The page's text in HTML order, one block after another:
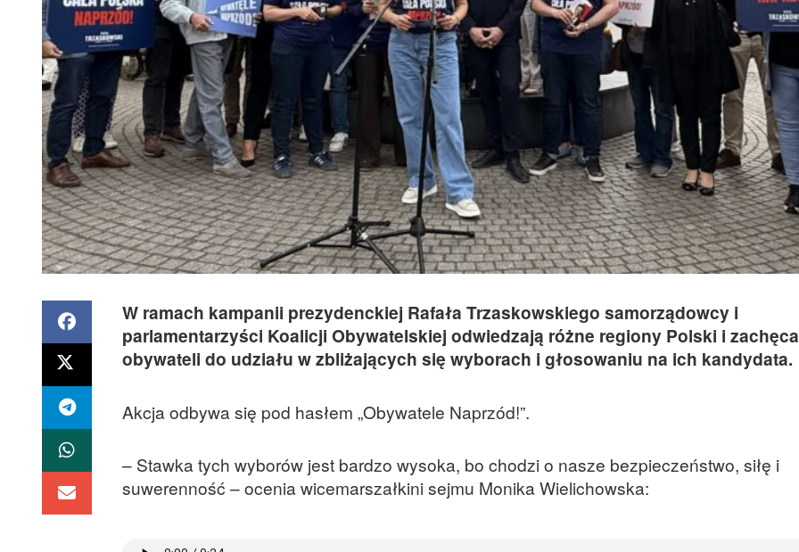
W ramach kampanii prezydenckiej Rafała Trzaskowskiego samorządowcy i
parlamentarzyści Koalicji Obywatelskiej odwiedzają różne regiony Polski i
obywateli do udziału w zbliżających się wyborach i głosowaniu na ich kandydata.
Akcja odbywa się pod hasłem „Obywatele Naprzód!”.
– Stawka tych wyborów jest bardzo wysoka, bo chodzi o nasze bezpieczeństwo, siłę i
suwerenność – ocenia wicemarszałkini sejmu Monika Wielichowska: